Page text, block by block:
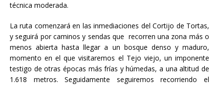
técnica moderada.
La ruta comenzará en las inmediaciones del Cortijo de Tortas,
y seguirá por caminos y sendas que recorren una zona más o
menos abierta hasta llegar a un bosque denso y maduro,
momento en el que visitaremos el Tejo viejo, un imponente
testigo de otras épocas más frías y húmedas, a una altitud de
1.618 metros. Seguidamente seguiremos recorriendo el